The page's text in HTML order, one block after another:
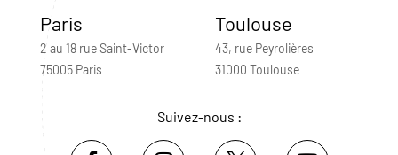
Paris
2 au 18 rue Saint-Victor
75005 Paris
Toulouse
43, rue Peyrolières
31000 Toulouse
Suivez-nous :